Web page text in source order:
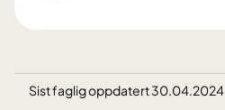
Sist faglig oppdatert 30.04.2024